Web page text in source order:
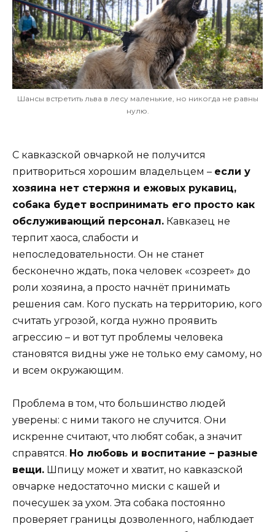
Шансы встретить льва в лесу маленькие, но никогда не равны
нулю.
С кавказской овчаркой не получится
притвориться хорошим владельцем – если у
хозяина нет стержня и ежовых рукавиц,
собака будет воспринимать его просто как
обслуживающий персонал. Кавказец не
терпит хаоса, слабости и
непоследовательности. Он не станет
бесконечно ждать, пока человек «созреет» до
роли хозяина, а просто начнёт принимать
решения сам. Кого пускать на территорию, кого
считать угрозой, когда нужно проявить
агрессию – и вот тут проблемы человека
становятся видны уже не только ему самому, но
и всем окружающим.
Проблема в том, что большинство людей
уверены: с ними такого не случится. Они
искренне считают, что любят собак, а значит
справятся. Но любовь и воспитание – разные
вещи. Шпицу может и хватит, но кавказской
овчарке недостаточно миски с кашей и
почесушек за ухом. Эта собака постоянно
проверяет границы дозволенного, наблюдает